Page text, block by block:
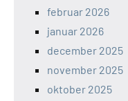
februar 2026
januar 2026
december 2025
november 2025
oktober 2025